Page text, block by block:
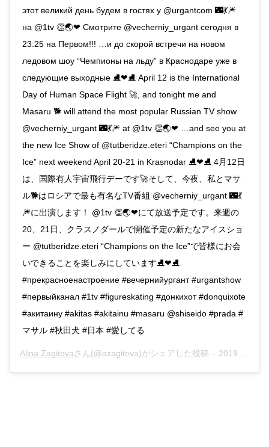
этот великий день будем в гостях у @urgantcom 🌃💃🎆
на @1tv 👏🌏❤ Смотрите @vecherniy_urgant сегодня в
23:25 на Первом!!! …и до скорой встречи на новом
ледовом шоу “Чемпионы на льду” в Краснодаре уже в
следующие выходные ⛸❤⛸ April 12 is the International
Day of Human Space Flight 🚀, and tonight me and
Masaru 🐕 will attend the most popular Russian TV show
@vecherniy_urgant 🌃💃🎆 at @1tv 👏🌏❤ …and see you at
the new Ice Show of @tutberidze.eteri “Champions on the
Ice” next weekend April 20-21 in Krasnodar ⛸❤⛸ 4月12日
は、国際有人宇宙飛行デーです🚀そして、今夜、私とマサ
ル🐕はロシアで最も有名なTV番組 @vecherniy_urgant 🌃💃
🎆に出演します！ @1tv 👏🌏❤にて放送予定です。来週の
20、21日、クラスノダールで開催予定の新たなアイスショ
ー @tutberidze.eteri “Champions on the Ice”で皆様にお会
いできることを楽しみにしています⛸❤⛸
#прекрасноенастроение #вечернийургант #urgantshow
#первыйканал #1tv #figureskating #донкихот #donquixote
#акитаину #akitas #akitainu #masaru @shiseido #prada #
マサル #秋田犬 #日本 #愛してる
Alina Zagitovaさん(@azagitova)がシェアした投稿 – 2019年 4月月12日午前7時54分PDT